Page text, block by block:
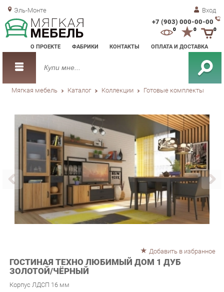
Эль-Монте Вход
+7 (903) 000-00-00
О ПРОЕКТЕ ФАБРИКИ КОНТАКТЫ ОПЛАТА И ДОСТАВКА
0 0
Мягкая мебель Каталог Коллекции Готовые комплекты
ГОСТИНАЯ ТЕХНО ЛЮБИМЫЙ ДОМ 1 ДУБ
ЗОЛОТОЙ/ЧЁРНЫЙ
Корпус ЛДСП 16 мм
Рейтинг: